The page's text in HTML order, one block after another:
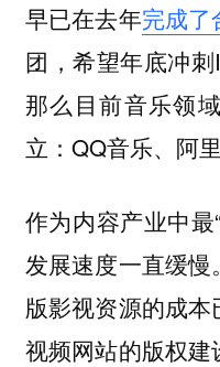
早已在去年完成了
团，希望年底冲
那么目前音乐领
立：QQ音乐、阿
作为内容产业中
发展速度一直缓
版影视资源的成
视频网站的版权